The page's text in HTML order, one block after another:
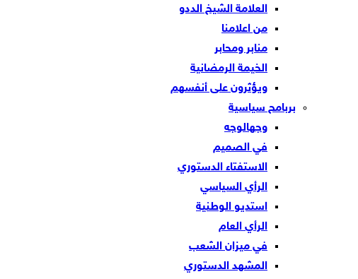
العلامة الشيخ الددو
من اعلامنا
منابر ومحابر
الخيمة الرمضانية
ويؤثرون على أنفسهم
بربامح سياسية
وجهالوجه
في الصميم
الاستفتاء الدستوري
الرأي السياسي
استديو الوطنية
الرأي العام
في ميزان الشعب
المشهد الدستوري